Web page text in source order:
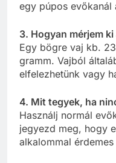
egy púpos evőkanál
3. Hogyan mérjem
Egy bögre vaj kb.
gramm. Vajból
elfelezhetünk vagy
4. Mit tegyek, ha
Használj normál
jegyezd meg, hogy
alkalommal